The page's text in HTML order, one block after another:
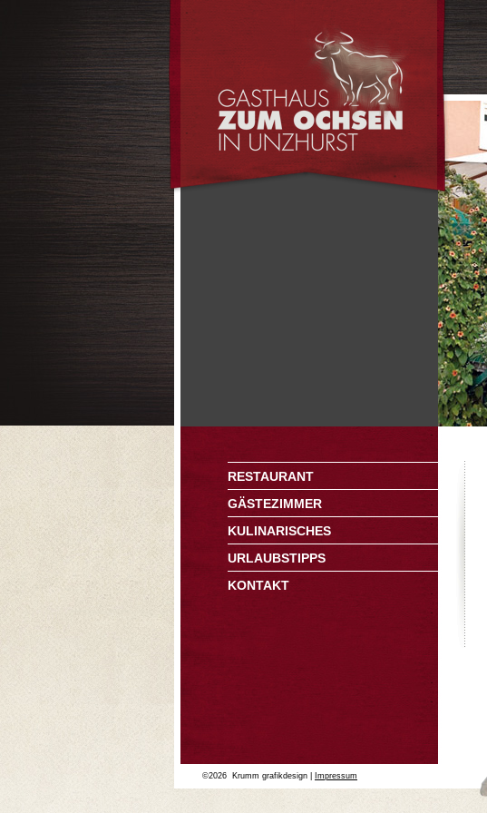
RESTAURANT
GÄSTEZIMMER
KULINARISCHES
URLAUBSTIPPS
KONTAKT
©2026 Krumm grafikdesign | Impressum